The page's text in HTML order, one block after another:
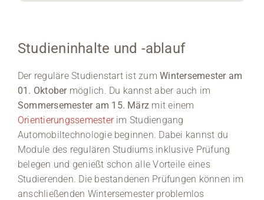
Studieninhalte und -ablauf
Der reguläre Studienstart ist zumWintersemester am
01. Oktobermöglich. Du kannst aber auch im
Sommersemester am 15. März mit einem
Orientierungssemesterim Studiengang
Automobiltechnologie beginnen. Dabei kannst du
Module des regulären Studiums inklusive Prüfung
belegen und genießt schon alle Vorteile eines
Studierenden. Die bestandenen Prüfungen können im
anschließenden Wintersemester problemlos